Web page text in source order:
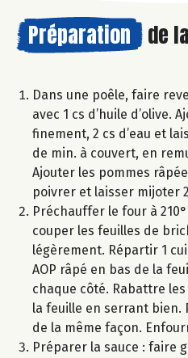
Préparation de la
Dans une poêle, faire
avec 1 cs d’huile d’olive.
finement, 2 cs d’eau et
de min. à couvert, en
Ajouter les pommes
poivrer et laisser mijoter
Préchauffer le four à
couper les feuilles de
légèrement. Répartir 1
AOP râpé en bas de la
chaque côté. Rabattre
la feuille en serrant bien.
de la même façon.
Préparer la sauce : faire